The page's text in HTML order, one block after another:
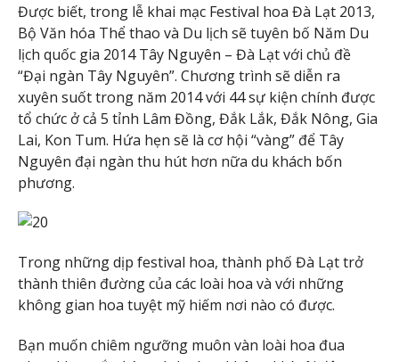
Được biết, trong lễ khai mạc Festival hoa Đà Lạt 2013,
Bộ Văn hóa Thể thao và Du lịch sẽ tuyên bố Năm Du
lịch quốc gia 2014 Tây Nguyên – Đà Lạt với chủ đề
“Đại ngàn Tây Nguyên”. Chương trình sẽ diễn ra
xuyên suốt trong năm 2014 với 44 sự kiện chính được
tổ chức ở cả 5 tỉnh Lâm Đồng, Đắk Lắk, Đắk Nông, Gia
Lai, Kon Tum. Hứa hẹn sẽ là cơ hội “vàng” để Tây
Nguyên đại ngàn thu hút hơn nữa du khách bốn
phương.
Trong những dịp festival hoa, thành phố Đà Lạt trở
thành thiên đường của các loài hoa và với những
không gian hoa tuyệt mỹ hiếm nơi nào có được.
Bạn muốn chiêm ngưỡng muôn vàn loài hoa đua